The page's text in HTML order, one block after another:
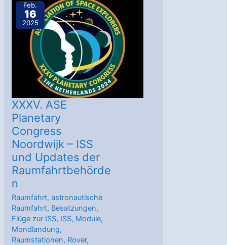
Feb.
16
2025
XXXV. ASE
Planetary
Congress
Noordwijk – ISS
und Updates der
Raumfahrtbehörde
n
Raumfahrt,astronautische
Raumfahrt, Besatzungen,
Flüge zur ISS, ISS, Module,
Mondlandung,
Raumstationen, Rover,